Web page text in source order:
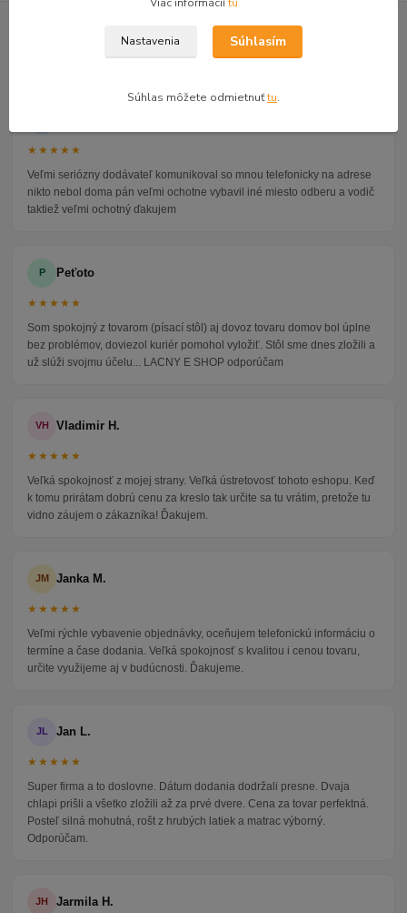
4.9★★★★★
★★★★★
Veľmi seriózny dodávateľ komunikoval so mnou telefonicky na adrese
nikto nebol doma pán veľmi ochotne vybavil iné miesto odberu a vodič
taktiež veľmi ochotný ďakujem
P Peťoto
★★★★★
Som spokojný z tovarom (písací stôl) aj dovoz tovaru domov bol úplne
bez problémov, doviezol kuriér pomohol vyložiť. Stôl sme dnes zložili a
už slúži svojmu účelu... LACNY E SHOP odporúčam
VH Vladimir H.
★★★★★
Veľká spokojnosť z mojej strany. Veľká ústretovosť tohoto eshopu. Keď
k tomu prirátam dobrú cenu za kreslo tak určite sa tu vrátim, pretože tu
vidno záujem o zákazníka! Ďakujem.
JM Janka M.
★★★★★
Veľmi rýchle vybavenie objednávky, oceňujem telefonickú informáciu o
termíne a čase dodania. Veľká spokojnosť s kvalitou i cenou tovaru,
určite využijeme aj v budúcnosti. Ďakujeme.
JL Jan L.
★★★★★
Super firma a to doslovne. Dátum dodania dodržali presne. Dvaja
chlapi prišli a všetko zložili až za prvé dvere. Cena za tovar perfektná.
Posteľ silná mohutná, rošt z hrubých latiek a matrac výborný.
Odporúčam.
JH Jarmila H.
Nastavenia Súhlasím
Súhlas môžete odmietnuťtu.